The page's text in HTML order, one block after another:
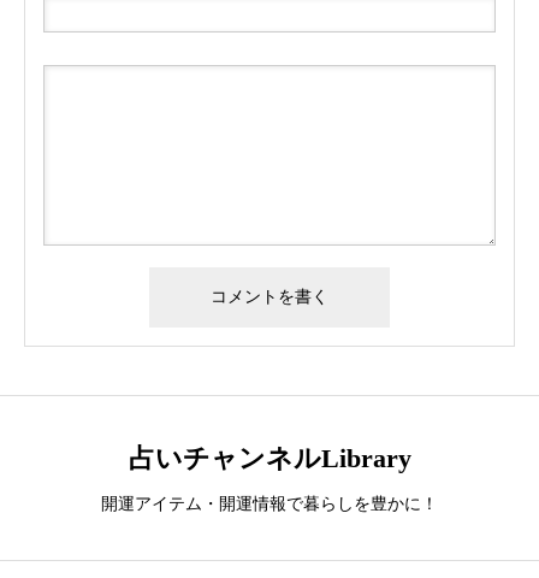
占いチャンネルLibrary
開運アイテム・開運情報で暮らしを豊かに！